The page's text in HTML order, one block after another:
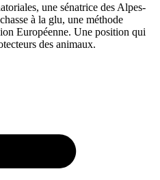
une sénatrice des Alpes-
à la glu, une méthode
Européenne. Une position qui
des animaux.